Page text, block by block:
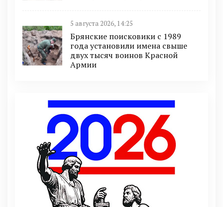
5 августа 2026, 14:25
Брянские поисковики с 1989
года установили имена свыше
двух тысяч воинов Красной
Армии